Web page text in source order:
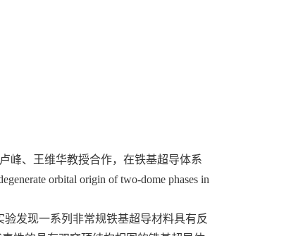
峰、王维华教授合作，在铁基超导体系
orbital origin of two-dome phases in
发现一系列非常规铁基超导材料具有反